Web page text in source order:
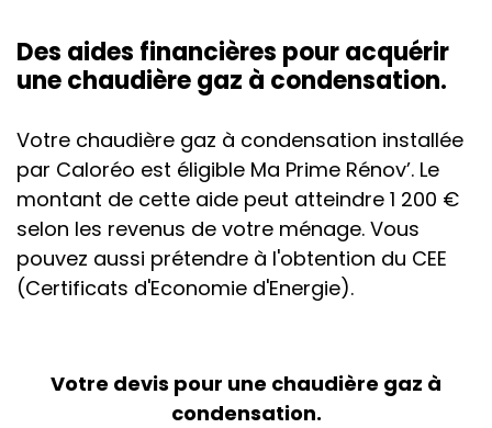
Des aides financières pour acquérir
une chaudière gaz à condensation.
Votre chaudière gaz à condensation installée
par Caloréo est éligible Ma Prime Rénov’. Le
montant de cette aide peut atteindre 1 200 €
selon les revenus de votre ménage. Vous
pouvez aussi prétendre à l'obtention du CEE
(Certificats d'Economie d'Energie).
Votre devis pour une chaudière gaz à
condensation.